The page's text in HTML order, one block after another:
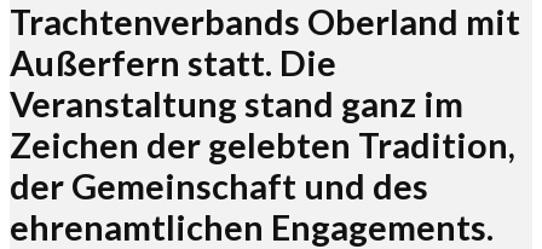
Trachtenverbands Oberland mit
Außerfern statt. Die
Veranstaltung stand ganz im
Zeichen der gelebten Tradition,
der Gemeinschaft und des
ehrenamtlichen Engagements.